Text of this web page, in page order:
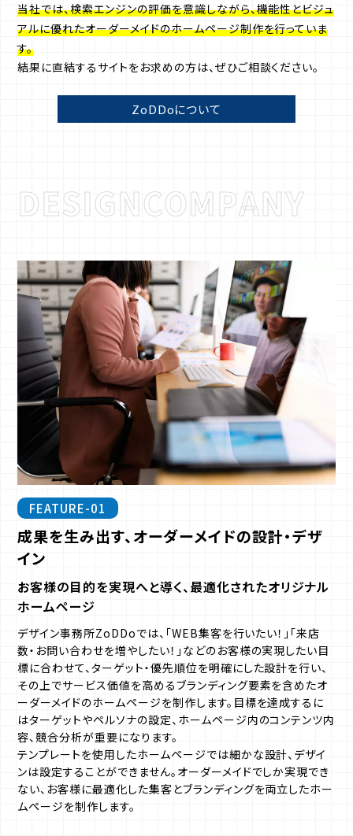
DESIGNCOMPANY
当社では、検索エンジンの評価を意識しながら、機能性とビジュ
アルに優れたオーダーメイドのホームページ制作を行っていま
す。
結果に直結するサイトをお求めの方は、ぜひご相談ください。
ZoDDoについて
FEATURE-01
成果を生み出す、オーダーメイドの設計・デザ
イン
お客様の目的を実現へと導く、最適化されたオリジナル
ホームページ
デザイン事務所ZoDDoでは、「WEB集客を行いたい！」「来店
数・お問い合わせを増やしたい！」などのお客様の実現したい目
標に合わせて、ターゲット・優先順位を明確にした設計を行い、
その上でサービス価値を高めるブランディング要素を含めたオ
ーダーメイドのホームページを制作します。目標を達成するに
はターゲットやペルソナの設定、ホームページ内のコンテンツ内
容、競合分析が重要になります。
テンプレートを使用したホームページでは細かな設計、デザイ
ンは設定することができません。オーダーメイドでしか実現でき
ない、お客様に最適化した集客とブランディングを両立したホー
ムページを制作します。